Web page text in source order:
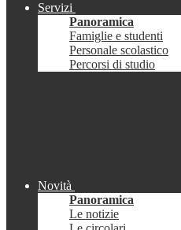
Servizi
Panoramica
Famiglie e studenti
Personale scolastico
Percorsi di studio
Novità
Panoramica
Le notizie